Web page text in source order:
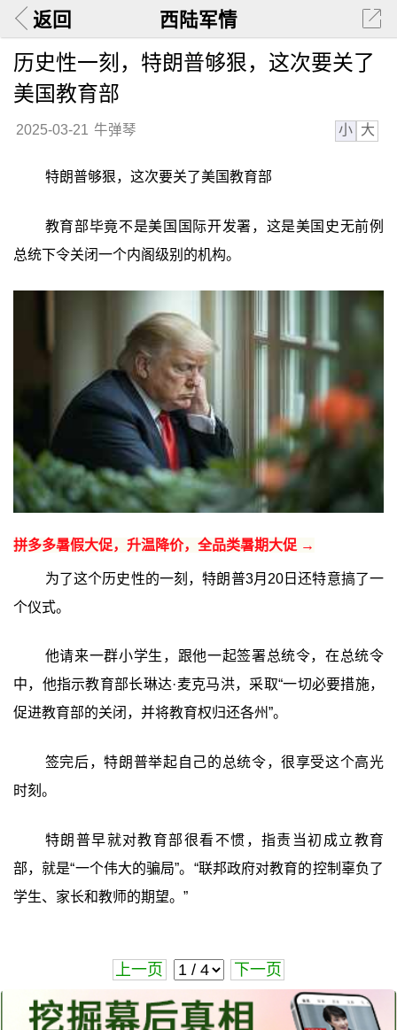
返回 西陆军情
历史性一刻，特朗普够狠，这次要关了
美国教育部
2025-03-21 牛弹琴 小 大
特朗普够狠，这次要关了美国教育部
教育部毕竟不是美国国际开发署，这是美国史无前例
总统下令关闭一个内阁级别的机构。
拼多多暑假大促，升温降价，全品类暑期大促 →
为了这个历史性的一刻，特朗普3月20日还特意搞了一
个仪式。
他请来一群小学生，跟他一起签署总统令，在总统令
中，他指示教育部长琳达·麦克马洪，采取“一切必要措施，
促进教育部的关闭，并将教育权归还各州”。
签完后，特朗普举起自己的总统令，很享受这个高光
时刻。
特朗普早就对教育部很看不惯，指责当初成立教育
部，就是“一个伟大的骗局”。“联邦政府对教育的控制辜负了
学生、家长和教师的期望。”
上一页 下一页